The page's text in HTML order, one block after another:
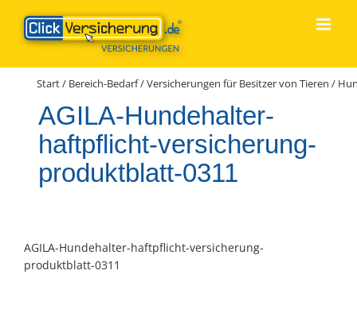
Inhalt
springen
Start/ Bereich-Bedarf/Versicherungen für Besitzer von Tieren /
AGILA-Hundehalter-
haftpflicht-versicherung-
produktblatt-0311
AGILA-Hundehalter-haftpflicht-versicherung-
produktblatt-0311